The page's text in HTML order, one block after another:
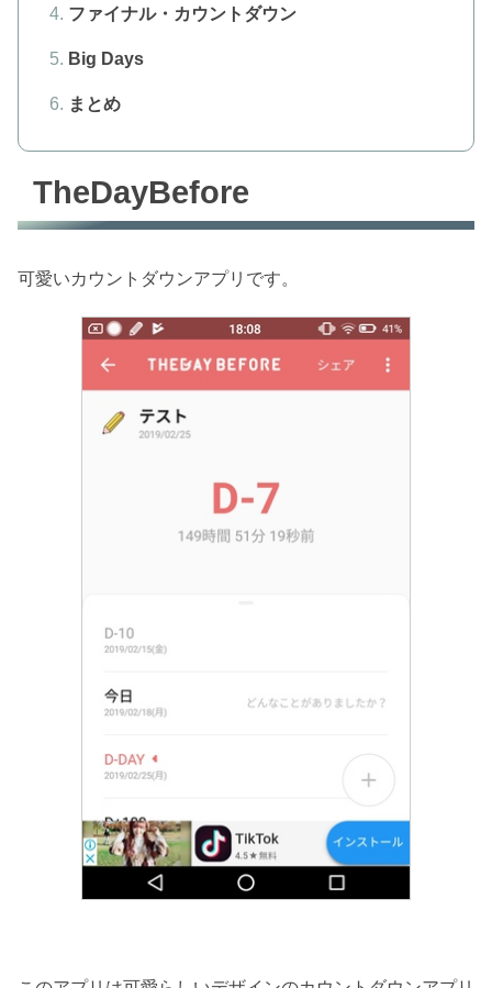
ファイナル・カウントダウン
Big Days
まとめ
TheDayBefore
可愛いカウントダウンアプリです。